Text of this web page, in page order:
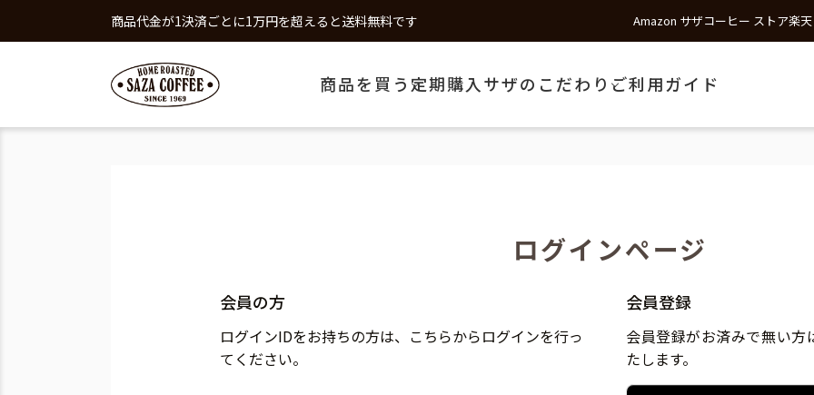
商品代金が1決済ごとに1万円を超えると送料無料です Amazon サザコーヒー ストア楽
商品を買う 定期購入 サザのこだわり ご利用ガイド
ログインページ
会員の方
ログインIDをお持ちの方は、こちらからログインを行っ
てください。
会員登録
会員登録がお済みで無い
たします。